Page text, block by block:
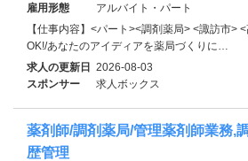
雇用形態
アルバイト・パート
【仕事内容】<パート><調剤薬局> <諏訪市>
OK!/あなたのアイディアを薬局づくりに…
求人の更新日 2026-08-03
スポンサー
求人ボックス
薬剤師/調剤薬局/管理薬剤師業務,
歴管理